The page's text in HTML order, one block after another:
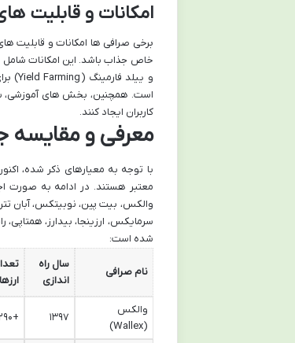
امکانات و قابلیت
برخی صرافی ها امکانات و قابلیت
است. همچنین، بخش های آموزشی،
کاربران ایجاد کنند.
معرفی و مقایسه
با توجه به معیارهای ذکر شده،
معتبر هستند. در ادامه به صورت
شده است:
نام صرافی
سال راه
اندازی
ارزها
والکس
(Wallex)
۱۳۹۷ +۲۹۰